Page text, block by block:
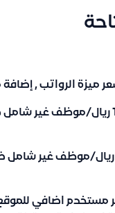
ميزة الرواتب ,
سنويًا: 120 ريال/موظف غير
شهريًا: 10 ريال/موظف غير
مستخدم اضافي